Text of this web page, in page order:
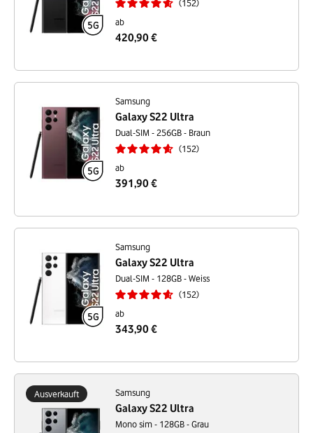
152
ab
420,90 €
Samsung
Galaxy S22 Ultra
Dual-SIM - 256GB - Braun
152
ab
391,90 €
Samsung
Galaxy S22 Ultra
Dual-SIM - 128GB - Weiss
152
ab
343,90 €
Ausverkauft Samsung
Galaxy S22 Ultra
Mono sim - 128GB - Grau